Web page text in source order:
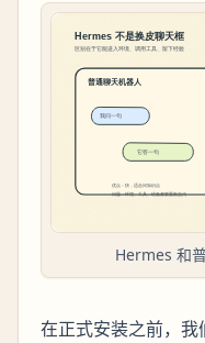
Hermes 和
在正式安装之前，